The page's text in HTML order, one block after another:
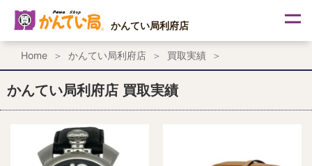
ス
ッ
かんてい局利府店
Home かんてい局利府店 買取実績
かんてい局利府店 買取実績